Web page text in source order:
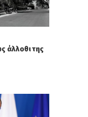
άλλοθι της